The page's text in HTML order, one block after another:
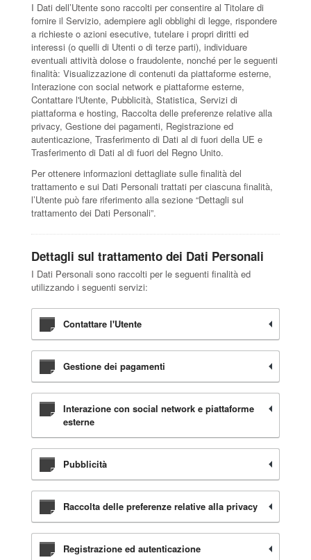
I Dati dell’Utente sono raccolti per consentire al Titolare di
fornire il Servizio, adempiere agli obblighi di legge, rispondere
a richieste o azioni esecutive, tutelare i propri diritti ed
interessi (o quelli di Utenti o di terze parti), individuare
eventuali attività dolose o fraudolente, nonché per le seguenti
finalità: Visualizzazione di contenuti da piattaforme esterne,
Interazione con social network e piattaforme esterne,
Contattare l'Utente, Pubblicità, Statistica, Servizi di
piattaforma e hosting, Raccolta delle preferenze relative alla
privacy, Gestione dei pagamenti, Registrazione ed
autenticazione, Trasferimento di Dati al di fuori della UE e
Trasferimento di Dati al di fuori del Regno Unito.
Per ottenere informazioni dettagliate sulle finalità del
trattamento e sui Dati Personali trattati per ciascuna finalità,
l’Utente può fare riferimento alla sezione “Dettagli sul
trattamento dei Dati Personali”.
Dettagli sul trattamento dei Dati Personali
I Dati Personali sono raccolti per le seguenti finalità ed
utilizzando i seguenti servizi:
Contattare l'Utente
Gestione dei pagamenti
Interazione con social network e piattaforme
esterne
Pubblicità
Raccolta delle preferenze relative alla privacy
Registrazione ed autenticazione